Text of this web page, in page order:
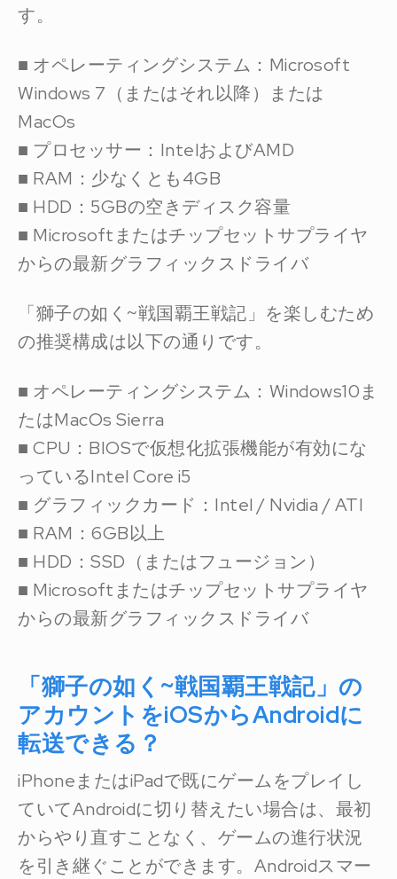
す。
■ オペレーティングシステム：Microsoft
Windows 7（またはそれ以降）または
MacOs
■ プロセッサー：IntelおよびAMD
■ RAM：少なくとも4GB
■ HDD：5GBの空きディスク容量
■ Microsoftまたはチップセットサプライヤ
からの最新グラフィックスドライバ
「獅子の如く~戦国覇王戦記」を楽しむため
の推奨構成は以下の通りです。
■ オペレーティングシステム：Windows10ま
たはMacOs Sierra
■ CPU：BIOSで仮想化拡張機能が有効にな
っているIntel Core i5
■ グラフィックカード：Intel / Nvidia / ATI
■ RAM：6GB以上
■ HDD：SSD（またはフュージョン）
■ Microsoftまたはチップセットサプライヤ
からの最新グラフィックスドライバ
「獅子の如く~戦国覇王戦記」の
アカウントをiOSからAndroidに
転送できる？
iPhoneまたはiPadで既にゲームをプレイし
ていてAndroidに切り替えたい場合は、最初
からやり直すことなく、ゲームの進行状況
を引き継ぐことができます。Androidスマー